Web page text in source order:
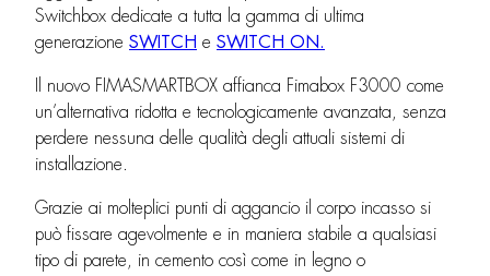
Switchbox dedicate a tutta la gamma di ultima
generazione SWITCH e SWITCH ON.
Il nuovo FIMASMARTBOX affianca Fimabox F3000 come
un’alternativa ridotta e tecnologicamente avanzata, senza
perdere nessuna delle qualità degli attuali sistemi di
installazione.
Grazie ai molteplici punti di aggancio il corpo incasso si
può fissare agevolmente e in maniera stabile a qualsiasi
tipo di parete, in cemento così come in legno o